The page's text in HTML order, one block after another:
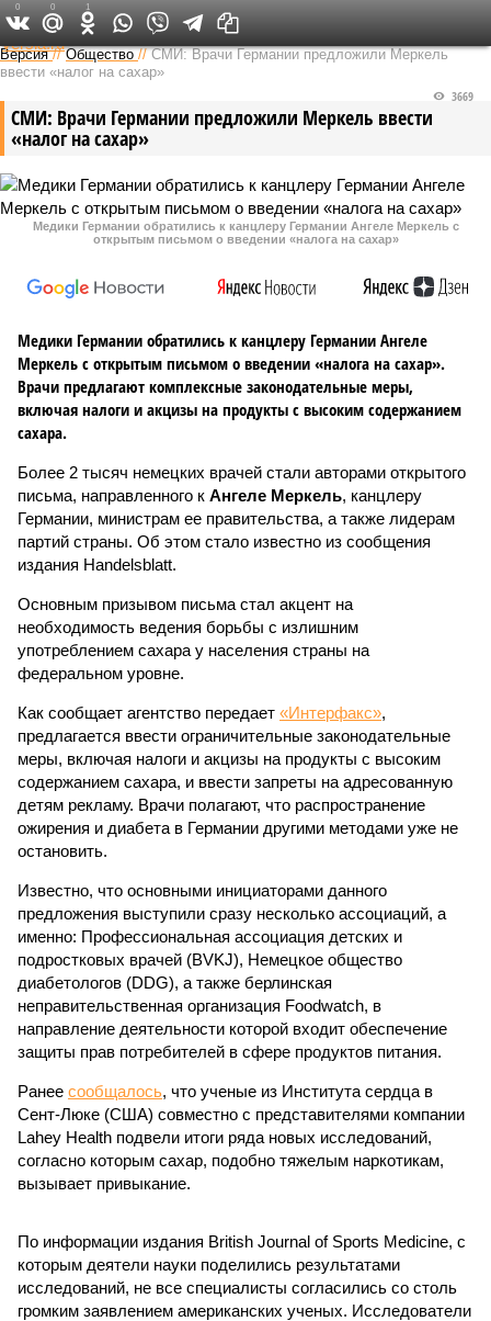
Федеральный выпуск
Версия //Общество //СМИ: Врачи Германии предложили Меркель
ввести «налог на сахар»
СМИ: Врачи Германии предложили Меркель ввести
«налог на сахар»
3669
Медики Германии обратились к канцлеру Германии Ангеле Меркель с
открытым письмом о введении «налога на сахар»
Медики Германии обратились к канцлеру Германии Ангеле
Меркель с открытым письмом о введении «налога на сахар».
Врачи предлагают комплексные законодательные меры,
включая налоги и акцизы на продукты с высоким содержанием
сахара.
Более 2 тысяч немецких врачей стали авторами открытого
письма, направленного к Ангеле Меркель, канцлеру
Германии, министрам ее правительства, а также лидерам
партий страны. Об этом стало известно из сообщения
издания Handelsblatt.
Основным призывом письма стал акцент на
необходимость ведения борьбы с излишним
употреблением сахара у населения страны на
федеральном уровне.
Как сообщает агентство передает «Интерфакс»,
предлагается ввести ограничительные законодательные
меры, включая налоги и акцизы на продукты с высоким
содержанием сахара, и ввести запреты на адресованную
детям рекламу. Врачи полагают, что распространение
ожирения и диабета в Германии другими методами уже не
остановить.
Известно, что основными инициаторами данного
предложения выступили сразу несколько ассоциаций, а
именно: Профессиональная ассоциация детских и
подростковых врачей (BVKJ), Немецкое общество
диабетологов (DDG), а также берлинская
неправительственная организация Foodwatch, в
направление деятельности которой входит обеспечение
защиты прав потребителей в сфере продуктов питания.
Ранее сообщалось, что ученые из Института сердца в
Сент-Люке (США) совместно с представителями компании
Lahey Health подвели итоги ряда новых исследований,
согласно которым сахар, подобно тяжелым наркотикам,
вызывает привыкание.
По информации издания British Journal of Sports Medicine, с
которым деятели науки поделились результатами
исследований, не все специалисты согласились со столь
громким заявлением американских ученых. Исследователи
0 0 1